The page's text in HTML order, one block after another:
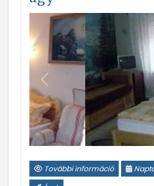
Vissza
További információ